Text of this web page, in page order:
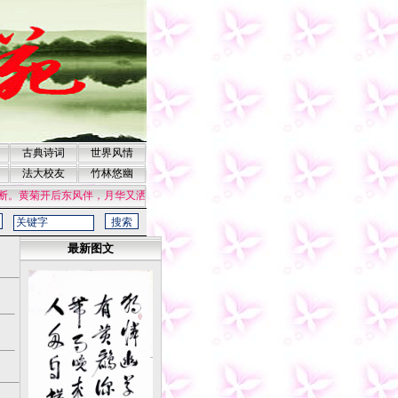
古典诗词
世界风情
法大校友
竹林悠幽
开后东风伴，月华又洒江南岸。江南岸，荷风染绿，芳香弥漫。
最新图文